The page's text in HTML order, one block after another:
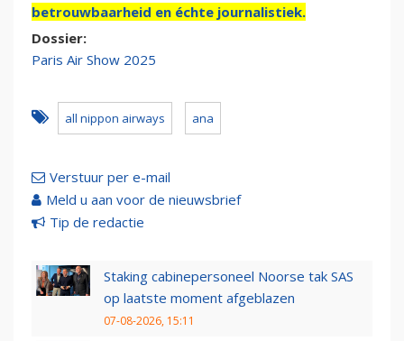
betrouwbaarheid en échte journalistiek.
Dossier:
Paris Air Show 2025
all nippon airways ana
Verstuur per e-mail
Meld u aan voor de nieuwsbrief
Tip de redactie
Staking cabinepersoneel Noorse tak SAS
op laatste moment afgeblazen
07-08-2026, 15:11